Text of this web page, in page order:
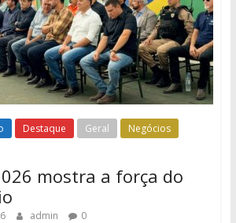
Destaque Geral
Negócios
mostra a força do
admin 0